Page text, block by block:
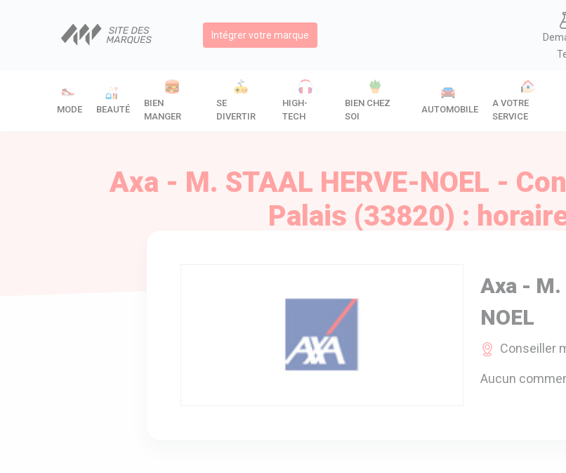
Intégrer votre marque
MODE BEAUTÉ
BIEN
MANGER
SE
DIVERTIR
HIGH-
TECH
BIEN CHEZ
SOI
AUTOMOBILE
A VOTRE
SERVICE
Axa - M. STAAL HERVE-NOEL -
Palais (33820) :
Axa - M.
NOEL
Conseiller
Aucun